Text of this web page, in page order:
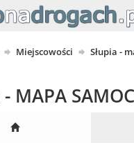
Miejscowości
Słupia -
- MAPA